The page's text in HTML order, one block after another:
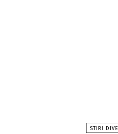
STIRI